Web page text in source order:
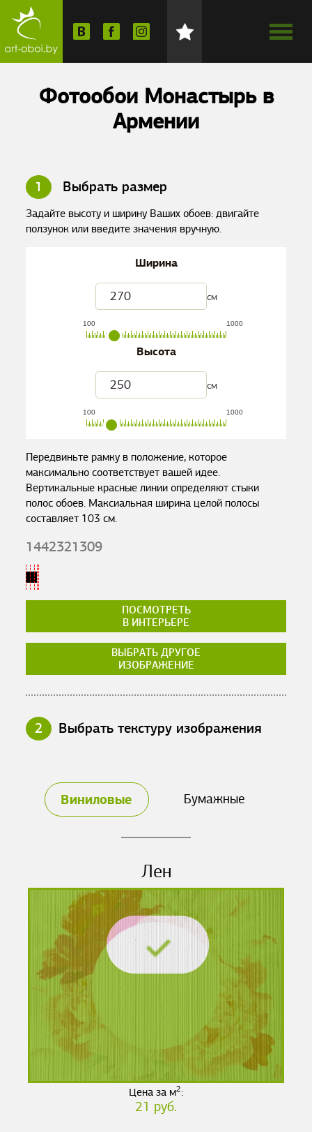
Фотообои Монастырь в
Армении
1 Выбрать размер
Задайте высоту и ширину Ваших обоев: двигайте
ползунок или введите значения вручную.
Ширина
см
100 1000
Высота
см
100 1000
Передвиньте рамку в положение, которое
максимально соответствует вашей идее.
Вертикальные красные линии определяют стыки
полос обоев. Максиальная ширина целой полосы
составляет 103 см.
1442321309
ПОСМОТРЕТЬ
В ИНТЕРЬЕРЕ
ВЫБРАТЬ ДРУГОЕ
ИЗОБРАЖЕНИЕ
2 Выбрать текстуру изображения
Виниловые Бумажные
Лен
Цена за м2:
21 руб.